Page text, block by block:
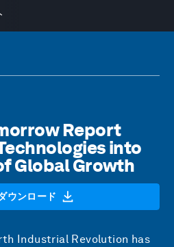
Report
into
Global Growth
ウンロード
Industrial Revolution has